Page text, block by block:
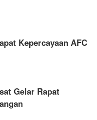
Kepercayaan AFC
Gelar Rapat